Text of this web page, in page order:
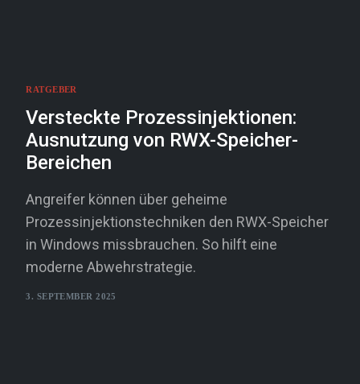
RATGEBER
Versteckte Prozessinjektionen:
Ausnutzung von RWX-Speicher-
Bereichen
Angreifer können über geheime
Prozessinjektionstechniken den RWX-Speicher
in Windows missbrauchen. So hilft eine
moderne Abwehrstrategie.
3. SEPTEMBER 2025